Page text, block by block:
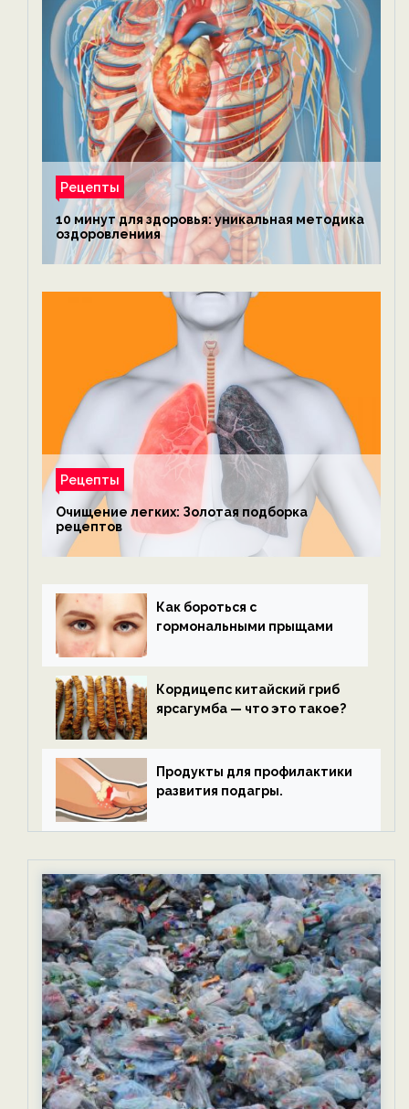
Рецепты
10 минут для здоровья: уникальная методика
оздоровлениия
Рецепты
Очищение легких: Золотая подборка
рецептов
Как бороться с
гормональными прыщами
Кордицепс китайский гриб
ярсагумба — что это такое?
Продукты для профилактики
развития подагры.